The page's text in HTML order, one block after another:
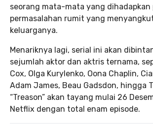
seorang mata-mata yang dihadapkan
permasalahan rumit yang
keluarganya.
Menariknya lagi, serial ini akan
sejumlah aktor dan aktris ternama,
Cox, Olga Kurylenko, Oona Chaplin,
Adam James, Beau Gadsdon, hingga
“Treason” akan tayang mulai 26
Netflix dengan total enam episode.